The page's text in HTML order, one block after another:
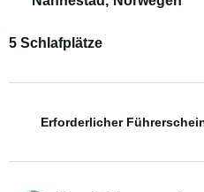
5 Schlafplätze
Erforderlicher